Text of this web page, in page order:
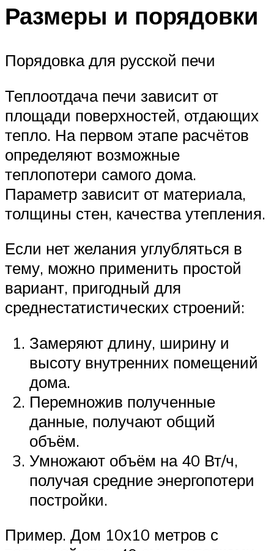
Размеры и порядовки
Порядовка для русской печи
Теплоотдача печи зависит от
площади поверхностей, отдающих
тепло. На первом этапе расчётов
определяют возможные
теплопотери самого дома.
Параметр зависит от материала,
толщины стен, качества утепления.
Если нет желания углубляться в
тему, можно применить простой
вариант, пригодный для
среднестатистических строений:
Замеряют длину, ширину и
высоту внутренних помещений
дома.
Перемножив полученные
данные, получают общий
объём.
Умножают объём на 40 Вт/ч,
получая средние энергопотери
постройки.
Пример. Дом 10х10 метров с